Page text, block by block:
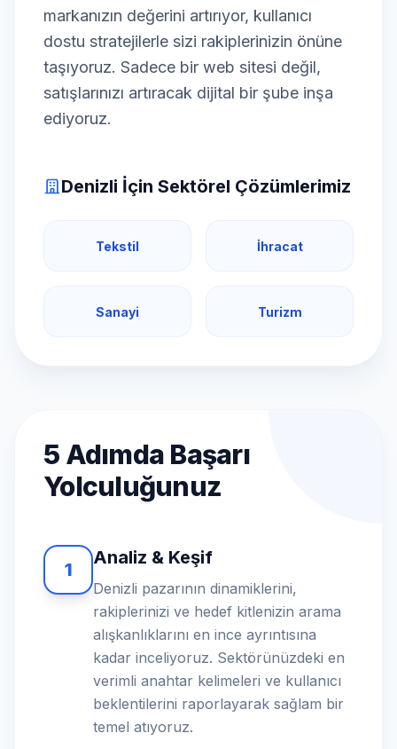
markanızın değerini artırıyor, kullanıcı
dostu stratejilerle sizi rakiplerinizin önüne
taşıyoruz. Sadece bir web sitesi değil,
satışlarınızı artıracak dijital bir şube inşa
ediyoruz.
Denizli İçin Sektörel Çözümlerimiz
Tekstil İhracat
Sanayi Turizm
5 Adımda Başarı
Yolculuğunuz
1
Analiz & Keşif
Denizli pazarının dinamiklerini,
rakiplerinizi ve hedef kitlenizin arama
alışkanlıklarını en ince ayrıntısına
kadar inceliyoruz. Sektörünüzdeki en
verimli anahtar kelimeleri ve kullanıcı
beklentilerini raporlayarak sağlam bir
temel atıyoruz.